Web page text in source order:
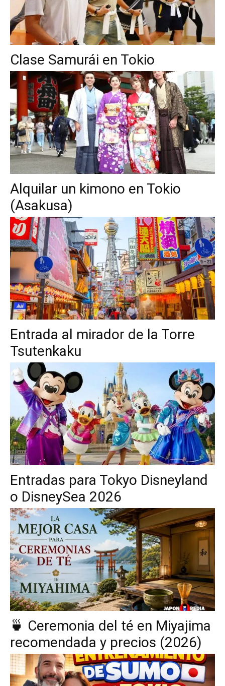
Clase Samurái en Tokio
Alquilar un kimono en Tokio
(Asakusa)
Entrada al mirador de la Torre
Tsutenkaku
Entradas para Tokyo Disneyland
o DisneySea 2026
🍵 Ceremonia del té en Miyajima
recomendada y precios (2026)